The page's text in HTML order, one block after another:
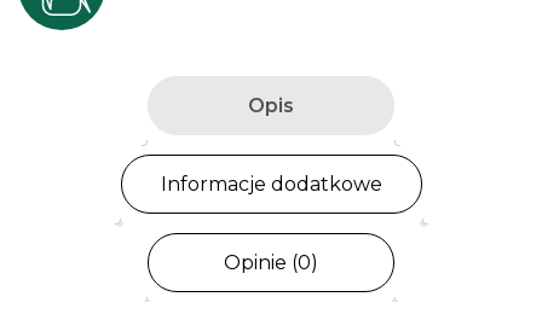
Opis
Informacje dodatkowe
Opinie (0)